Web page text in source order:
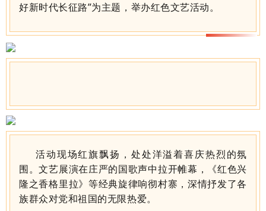
好新时代长征路”为主题，举办红色文艺活动。
活动现场红旗飘扬，处处洋溢着喜庆热烈的氛
围。文艺展演在庄严的国歌声中拉开帷幕，
《红色兴
隆之香格里拉》 等经典旋律响彻村寨，深情抒发了各
族群众对党和祖国的无限热爱。